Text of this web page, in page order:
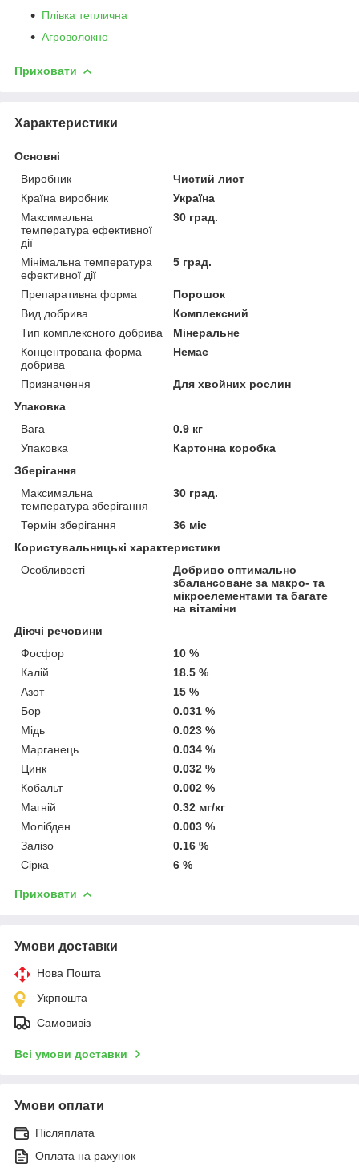
Плівка теплична
Агроволокно
Приховати
Характеристики
Основні
Виробник
Чистий лист
Країна виробник
Україна
Максимальна
температура ефективної
дії
30 град.
Мінімальна температура
ефективної дії
5 град.
Препаративна форма
Порошок
Вид добрива
Комплексний
Тип комплексного добрива
Мінеральне
Концентрована форма
добрива
Немає
Призначення
Для хвойних рослин
Упаковка
Вага
0.9 кг
Упаковка
Картонна коробка
Зберігання
Максимальна
температура зберігання
30 град.
Термін зберігання
36 міс
Користувальницькі характеристики
Особливості
Добриво оптимально
збалансоване за макро- та
мікроелементами та багате
на вітаміни
Діючі речовини
Фосфор
10 %
Калій
18.5 %
Азот
15 %
Бор
0.031 %
Мідь
0.023 %
Марганець
0.034 %
Цинк
0.032 %
Кобальт
0.002 %
Магній
0.32 мг/кг
Молібден
0.003 %
Залізо
0.16 %
Сірка
6 %
Приховати
Умови доставки
Нова Пошта
Укрпошта
Самовивіз
Всі умови доставки
Умови оплати
Післяплата
Оплата на рахунок